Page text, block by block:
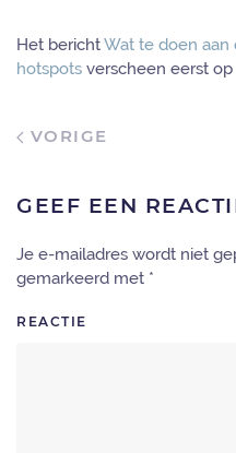
Het berichtWat te doen aan
hotspots verscheen eerst op
VORIGE
GEEF EEN
Je e-mailadres wordt niet
gemarkeerd met *
REACTIE